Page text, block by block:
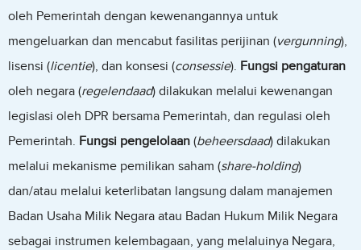
oleh Pemerintah dengan kewenangannya untuk
mengeluarkan dan mencabut fasilitas perijinan (vergunning),
lisensi (licentie), dan konsesi (consessie). Fungsi pengaturan
oleh negara (regelendaad) dilakukan melalui kewenangan
legislasi oleh DPR bersama Pemerintah, dan regulasi oleh
Pemerintah. Fungsi pengelolaan (beheersdaad) dilakukan
melalui mekanisme pemilikan saham (share-holding)
dan/atau melalui keterlibatan langsung dalam manajemen
Badan Usaha Milik Negara atau Badan Hukum Milik Negara
sebagai instrumen kelembagaan, yang melaluinya Negara,